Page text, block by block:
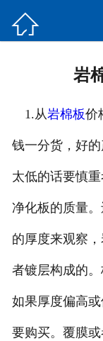

岩
1.从岩棉板价
钱一分货，好
太低的话要慎
净化板的质量
的厚度来观察
者镀层构成的
如果厚度偏高
要购买。覆膜或